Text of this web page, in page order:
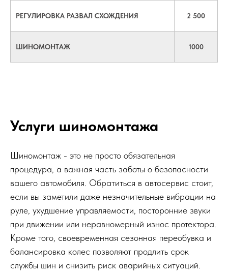
РЕГУЛИРОВКА РАЗВАЛ СХОЖДЕНИЯ 2 500
ШИНОМОНТАЖ 1000
Услуги шиномонтажа
Шиномонтаж - это не просто обязательная
процедура, а важная часть заботы о безопасности
вашего автомобиля. Обратиться в автосервис стоит,
если вы заметили даже незначительные вибрации на
руле, ухудшение управляемости, посторонние звуки
при движении или неравномерный износ протектора.
Кроме того, своевременная сезонная переобувка и
балансировка колес позволяют продлить срок
службы шин и снизить риск аварийных ситуаций.